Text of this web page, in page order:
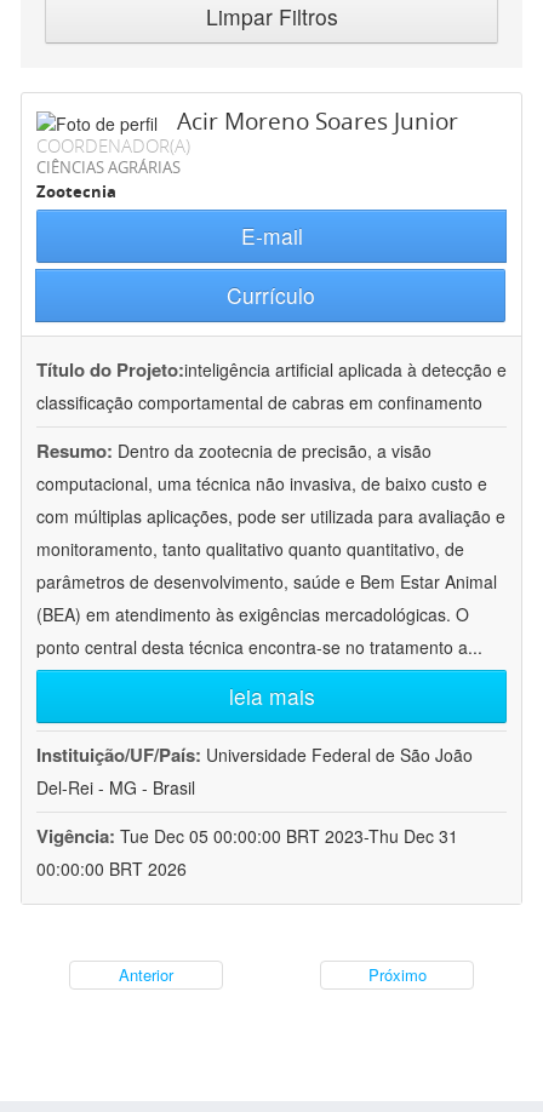
Limpar Filtros
Acir Moreno Soares Junior
COORDENADOR(A)
CIÊNCIAS AGRÁRIAS
Zootecnia
E-mail
Currículo
Título do Projeto:inteligência artificial aplicada à detecção e
classificação comportamental de cabras em confinamento
Resumo: Dentro da zootecnia de precisão, a visão
computacional, uma técnica não invasiva, de baixo custo e
com múltiplas aplicações, pode ser utilizada para avaliação e
monitoramento, tanto qualitativo quanto quantitativo, de
parâmetros de desenvolvimento, saúde e Bem Estar Animal
(BEA) em atendimento às exigências mercadológicas. O
ponto central desta técnica encontra-se no tratamento a...
leia mais
Instituição/UF/País: Universidade Federal de São João
Del-Rei - MG - Brasil
Vigência: Tue Dec 05 00:00:00 BRT 2023-Thu Dec 31
00:00:00 BRT 2026
Anterior Próximo